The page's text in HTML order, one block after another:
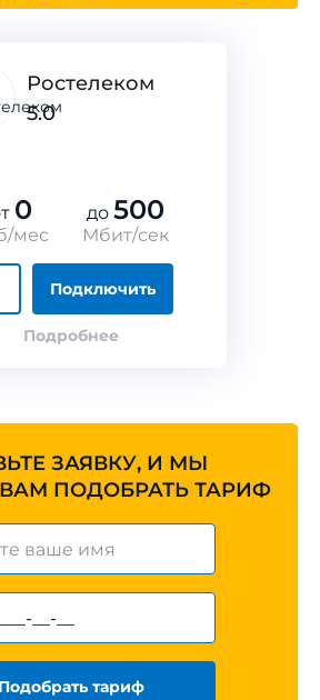
Ростелеком
5.0
0
мес
до 500
Мбит/сек
Подключить
Подробнее
ЗАЯВКУ, И МЫ
ПОДОБРАТЬ ТАРИФ
Подобрать тариф